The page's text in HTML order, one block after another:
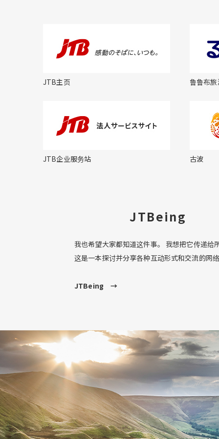
JTB主页 鲁鲁布旅
JTB企业服务站 古波
JTBeing
我也希望大家都知道这件事。 我想把它传递给
这是一本探讨并分享各种互动形式和交流的网
JTBeing